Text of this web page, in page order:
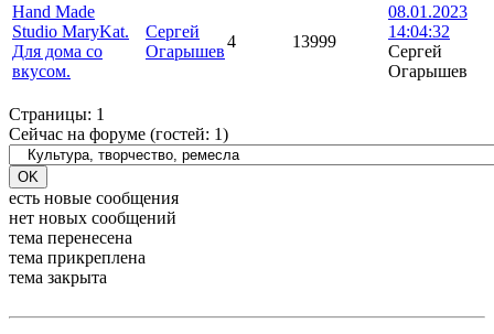
Hand Made
Studio MaryKat.
Для дома со
вкусом.
Сергей
Огарышев
4 13999
08.01.2023
14:04:32
Сергей
Огарышев
Страницы: 1
Сейчас на форуме (гостей: 1)
есть новые сообщения
нет новых сообщений
тема перенесена
тема прикреплена
тема закрыта